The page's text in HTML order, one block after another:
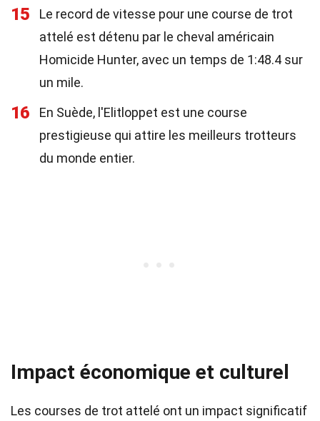
15
Le record de vitesse pour une course de trot
attelé est détenu par le cheval américain
Homicide Hunter, avec un temps de 1:48.4 sur
un mile.
16
En Suède, l'Elitloppet est une course
prestigieuse qui attire les meilleurs trotteurs
du monde entier.
Impact économique et culturel
Les courses de trot attelé ont un impact significatif